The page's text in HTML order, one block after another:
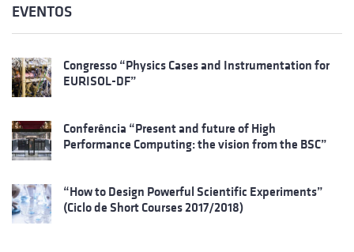
EVENTOS
Congresso “Physics Cases and Instrumentation for
EURISOL-DF”
Conferência “Present and future of High
Performance Computing: the vision from the BSC”
“How to Design Powerful Scientific Experiments”
(Ciclo de Short Courses 2017/2018)